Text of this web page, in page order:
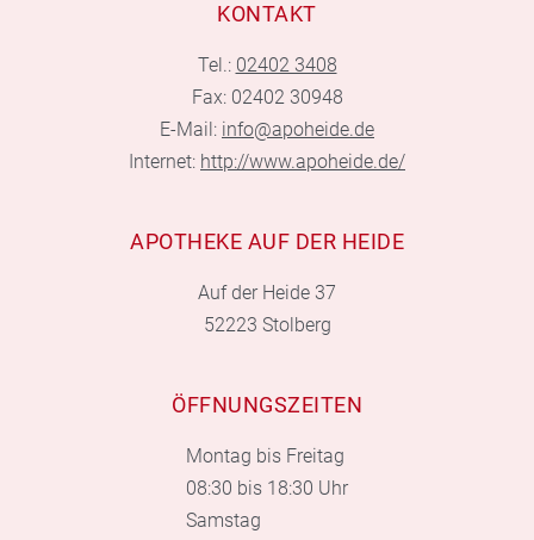
KONTAKT
Tel.: 02402 3408
Fax: 02402 30948
E-Mail: info@apoheide.de
Internet: http://www.apoheide.de/
APOTHEKE AUF DER HEIDE
Auf der Heide 37
52223 Stolberg
ÖFFNUNGSZEITEN
Montag bis Freitag
08:30 bis 18:30 Uhr
Samstag